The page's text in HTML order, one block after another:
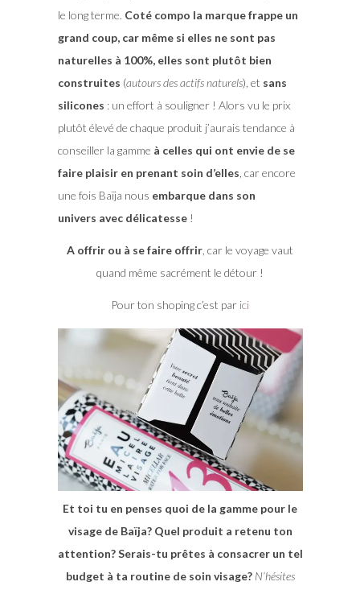
le long terme. Coté compo la marque frappe un
grand coup, car même si elles ne sont pas
naturelles à 100%, elles sont plutôt bien
construites (autours des actifs naturels), et sans
silicones : un effort à souligner ! Alors vu le prix
plutôt élevé de chaque produit j’aurais tendance à
conseiller la gamme à celles qui ont envie de se
faire plaisir en prenant soin d’elles , car encore
une fois Baïja nous embarque dans son
univers avec délicatesse!
A offrir ou à se faire offrir , car le voyage vaut
quand même sacrément le détour !
Pour ton shoping c’est par ici
Et toi tu en penses quoi de la gamme pour le
visage de Baïja? Quel produit a retenu ton
attention? Serais-tu prêtes à consacrer un tel
budget à ta routine de soin visage?N’hésites